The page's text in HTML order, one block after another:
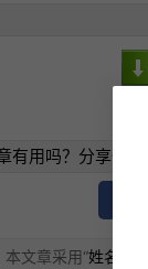
有用吗？分享一下
文章采用“姓名标